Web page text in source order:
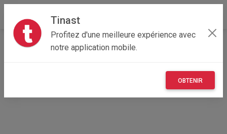
Tinast
Profitez d'une meilleure expérience avec
notre application mobile.
OBTENIR
Accueil Véhicules
Provence-Alpes-Côte d'Azur